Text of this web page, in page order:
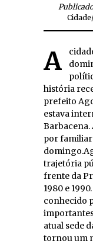
Cidade
A cidade de Carandaí perdeu neste
história
prefeito
estava
por
trajetória
frente da
1980 e
conhecido
atual sede
tornou um